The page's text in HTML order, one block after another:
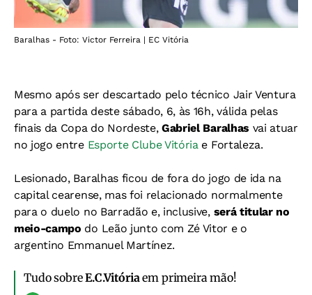
Baralhas - Foto: Victor Ferreira | EC Vitória
Mesmo após ser descartado pelo técnico Jair Ventura
para a partida deste sábado, 6, às 16h, válida pelas
finais da Copa do Nordeste,Gabriel Baralhas vai atuar
no jogo entre Esporte Clube Vitóriae Fortaleza.
Lesionado, Baralhas ficou de fora do jogo de ida na
capital cearense, mas foi relacionado normalmente
para o duelo no Barradão e, inclusive, será titular no
meio-campo do Leão junto com Zé Vitor e o
argentino Emmanuel Martínez.
Tudo sobreE.C.Vitóriaem primeira mão!